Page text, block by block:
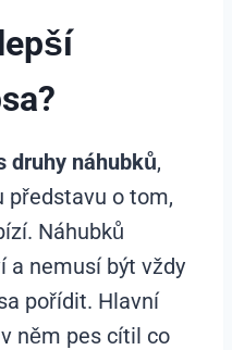
druhy náhubků,
představu o tom,
Náhubků
a nemusí být vždy
pořídit. Hlavní
něm pes cítil co